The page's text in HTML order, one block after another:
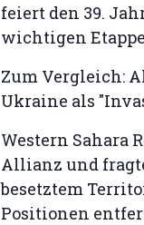
feiert den 39.
wichtigen
Zum Vergleich:
Ukraine als
Western Sahara
Allianz und
besetztem
Positionen